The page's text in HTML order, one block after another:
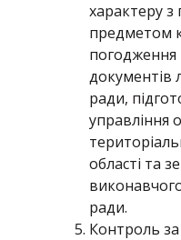
характеру з
предметом
погодження
документів
ради,
управління
області та
ради.
Контроль